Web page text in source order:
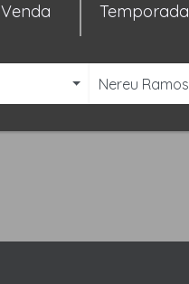
Venda Temporada
Nereu Ramos